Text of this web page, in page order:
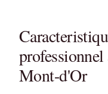
Mont-d'Or